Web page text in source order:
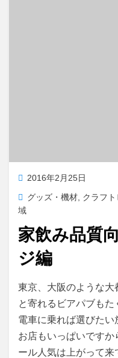
投 2016年2月25日
グッズ・機材 クラフ
域
家飲み品質
ジ編
投稿者 master
東京、大阪のような大
と寄れるビアパブも
電車に乗れば選びた
お店もいっぱいです
ール人気は上がって